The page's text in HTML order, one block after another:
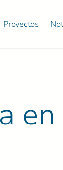
Proyectos